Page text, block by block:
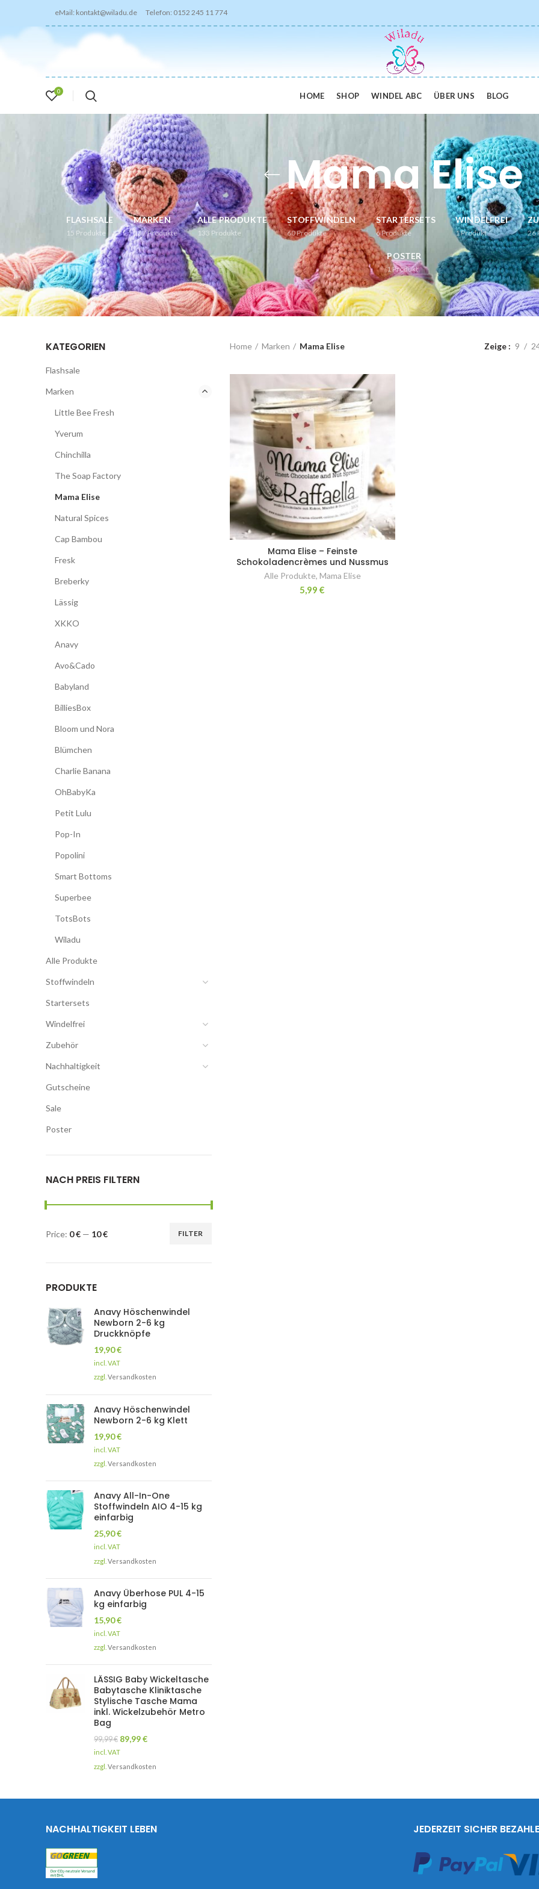
eMail: kontakt@wiladu.de Telefon: 0152 245 11 774
0 HOME SHOP WINDEL ABC ÜBER UNS BLOG
Mama Elise
FLASHSALE
15 Produkte
MARKEN
137Produkte
ALLE PRODUKTE
133 Produkte
STOFFWINDELN
60Produkte
STARTERSETS
6Produkte
WINDELFREI
1Produkt 26
POSTER
1Produkt
KATEGORIEN
Flashsale
Marken
Little Bee Fresh
Yverum
Chinchilla
The Soap Factory
Mama Elise
Natural Spices
Cap Bambou
Fresk
Breberky
Lässig
XKKO
Anavy
Avo&Cado
Babyland
BilliesBox
Bloom und Nora
Blümchen
Charlie Banana
OhBabyKa
Petit Lulu
Pop-In
Popolini
Smart Bottoms
Superbee
TotsBots
Wiladu
Alle Produkte
Stoffwindeln
Startersets
Windelfrei
Zubehör
Nachhaltigkeit
Gutscheine
Sale
Poster
NACH PREIS FILTERN
FILTER
Price: 0 € — 10 €
PRODUKTE
Anavy Höschenwindel
Newborn 2-6 kg
Druckknöpfe
19,90€
incl. VAT
zzgl. Versandkosten
Anavy Höschenwindel
Newborn 2-6 kg Klett
19,90€
incl. VAT
zzgl. Versandkosten
Anavy All-In-One
Stoffwindeln AIO 4-15 kg
einfarbig
25,90€
incl. VAT
zzgl. Versandkosten
Anavy Überhose PUL 4-15
kg einfarbig
15,90€
incl. VAT
zzgl. Versandkosten
LÄSSIG Baby Wickeltasche
Babytasche Kliniktasche
Stylische Tasche Mama
inkl. Wickelzubehör Metro
Bag
99,99€ 89,99€
incl. VAT
zzgl. Versandkosten
Home Marken Mama Elise Zeige 9
Mama Elise – Feinste
Schokoladencrèmes und Nussmus
Alle Produkte, Mama Elise
5,99€
NACHHALTIGKEIT LEBEN JEDERZEIT SICHER